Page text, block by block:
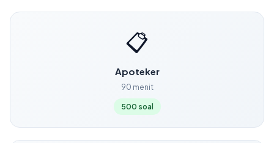
📋
Apoteker
90 menit
500 soal